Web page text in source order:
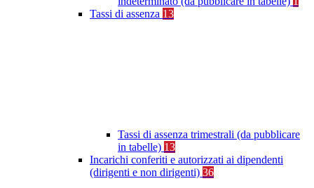
Tassi di assenza 13
Tassi di assenza trimestrali (da pubblicare
in tabelle) 13
Incarichi conferiti e autorizzati ai dipendenti
(dirigenti e non dirigenti) 36